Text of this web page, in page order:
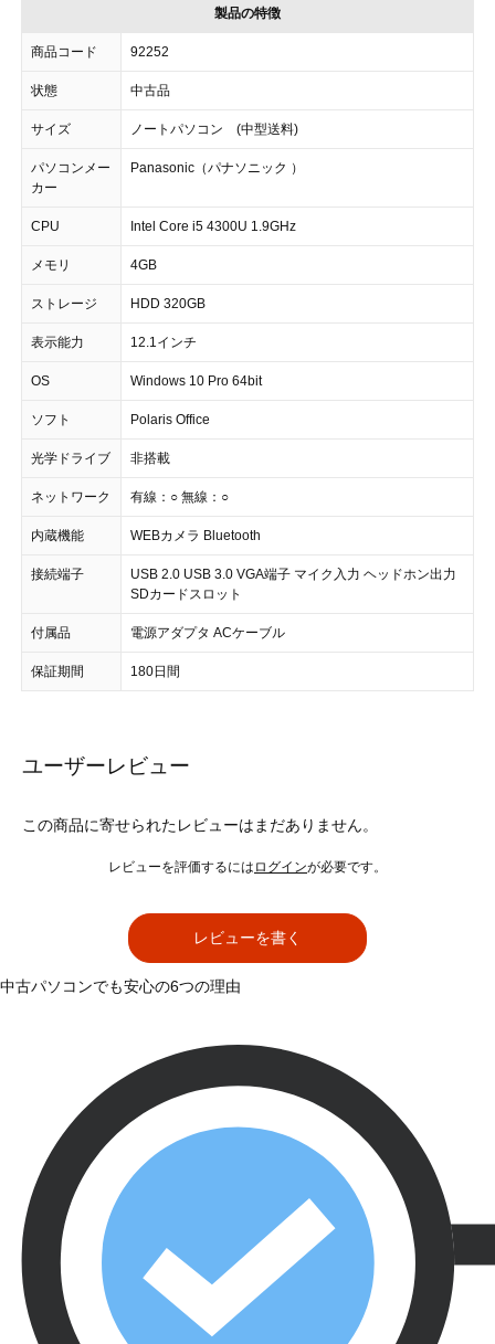
製品の特徴
商品コード 92252
状態 中古品
サイズ ノートパソコン (中型送料)
パソコンメー
カー
Panasonic（パナソニック ）
CPU Intel Core i5 4300U 1.9GHz
メモリ 4GB
ストレージ HDD 320GB
表示能力 12.1インチ
OS Windows 10 Pro 64bit
ソフト Polaris Office
光学ドライブ 非搭載
ネットワーク 有線：○ 無線：○
内蔵機能 WEBカメラ Bluetooth
接続端子
USB 2.0 USB 3.0 VGA端子 マイク入力 ヘッドホン出力
SDカードスロット
付属品 電源アダプタ ACケーブル
保証期間 180日間
ユーザーレビュー
この商品に寄せられたレビューはまだありません。
レビューを評価するには ログインが必要です。
レビューを書く
中古パソコンでも安心の6つの理由